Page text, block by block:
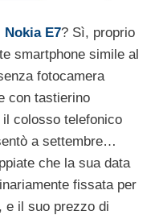
Nokia E7? Sì, proprio
smartphone simile al
fotocamera
con tastierino
colosso telefonico
a settembre…
che la sua data
fissata per
, e il suo prezzo di